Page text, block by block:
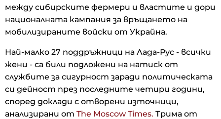
между сибирските фермери и властите и дори
националната кампания за връщането на
мобилизираните войски от Украйна.
Най-малко 27 поддръжници на Лада-Рус - всички
жени - са били подложени на натиск от
службите за сигурност заради политическата
си дейност през последните четири години,
според доклади с отворени източници,
анализирани от The Moscow Times. Трима от